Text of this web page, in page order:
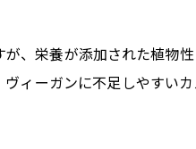
、栄養が添加された植物
ィーガンに不足しやすい